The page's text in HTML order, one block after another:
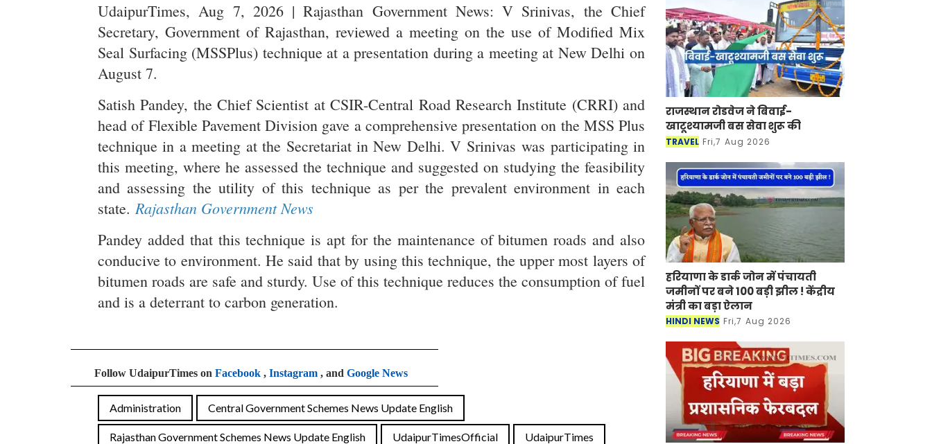
UdaipurTimes, Aug 7, 2026 | Rajasthan Government News: V Srinivas, the Chief
Secretary, Government of Rajasthan, reviewed a meeting on the use of Modified Mix
Seal Surfacing (MSSPlus) technique at a presentation during a meeting at New Delhi on
August 7.
Satish Pandey, the Chief Scientist at CSIR-Central Road Research Institute (CRRI) and
head of Flexible Pavement Division gave a comprehensive presentation on the MSS Plus
technique in a meeting at the Secretariat in New Delhi. V Srinivas was participating in
this meeting, where he assessed the technique and suggested on studying the feasibility
and assessing the utility of this technique as per the prevalent environment in each
state.Rajasthan Government News
Pandey added that this technique is apt for the maintenance of bitumen roads and also
conducive to environment. He said that by using this technique, the upper most layers of
bitumen roads are safe and sturdy. Use of this technique reduces the consumption of fuel
and is a deterrant to carbon generation.
Follow UdaipurTimes on Facebook , Instagram , and Google News
Administration Central Government Schemes News Update English
Rajasthan Government Schemes News Update English UdaipurTimesOfficial UdaipurTimes
राजस्थान रोडवेज ने बिवाई-
खाटूश्यामजी बस सेवा शुरू की
TRAVEL Fri,7 Aug 2026
हरियाणा के डार्क जोन में पंचायती
जमीनों पर बने 100 बड़ी झील ! केंद्रीय
मंत्री का बड़ा ऐलान
HINDI NEWS Fri,7 Aug 2026